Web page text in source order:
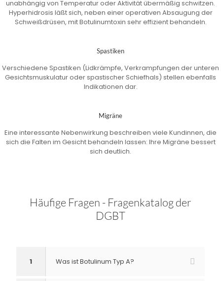
unabhängig von Temperatur oder Aktivität übermäßig schwitzen.
Hyperhidrosis läßt sich, neben einer operativen Absaugung der
Schweißdrüsen, mit Botulinumtoxin sehr effizient behandeln.
Spastiken
Verschiedene Spastiken (Lidkrämpfe, Verkrampfungen der unteren
Gesichtsmuskulatur oder spastischer Schiefhals) stellen ebenfalls
Indikationen dar.
Migräne
Eine interessante Nebenwirkung beschreiben viele Kundinnen, die
sich die Falten im Gesicht behandeln lassen: Ihre Migräne bessert
sich deutlich.
Häufige Fragen - Fragenkatalog der
DGBT
1 Was ist Botulinum Typ A?